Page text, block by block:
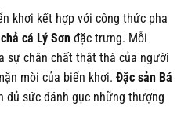
khơi kết hợp với công thức pha
chả cá Lý Sơn đặc trưng. Mỗi
sự chân chất thật thà của người
mòi của biển khơi. Đặc sản Bá
đủ sức đánh gục những thượng